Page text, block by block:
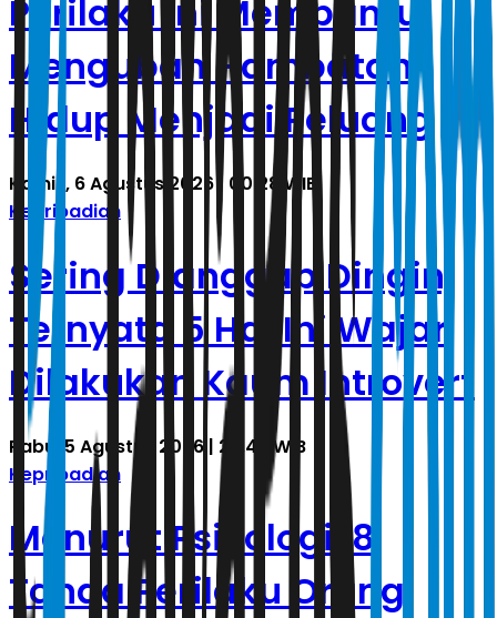
Perilaku Ini Membantu
Mengubah Hambatan
Hidup Menjadi Peluang
Kamis, 6 Agustus 2026 | 00.28 WIB
Kepribadian
Sering Dianggap Dingin,
Ternyata 5 Hal Ini Wajar
Dilakukan Kaum Introvert
Rabu, 5 Agustus 2026 | 22.43 WIB
Kepribadian
Menurut Psikologi, 8
Tanda Perilaku Orang